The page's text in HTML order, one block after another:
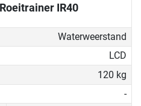
IR40
Waterweerstand
LCD
120 kg
-